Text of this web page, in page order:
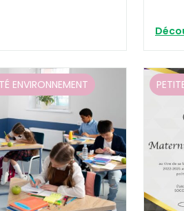
ENVIRONNEMENT